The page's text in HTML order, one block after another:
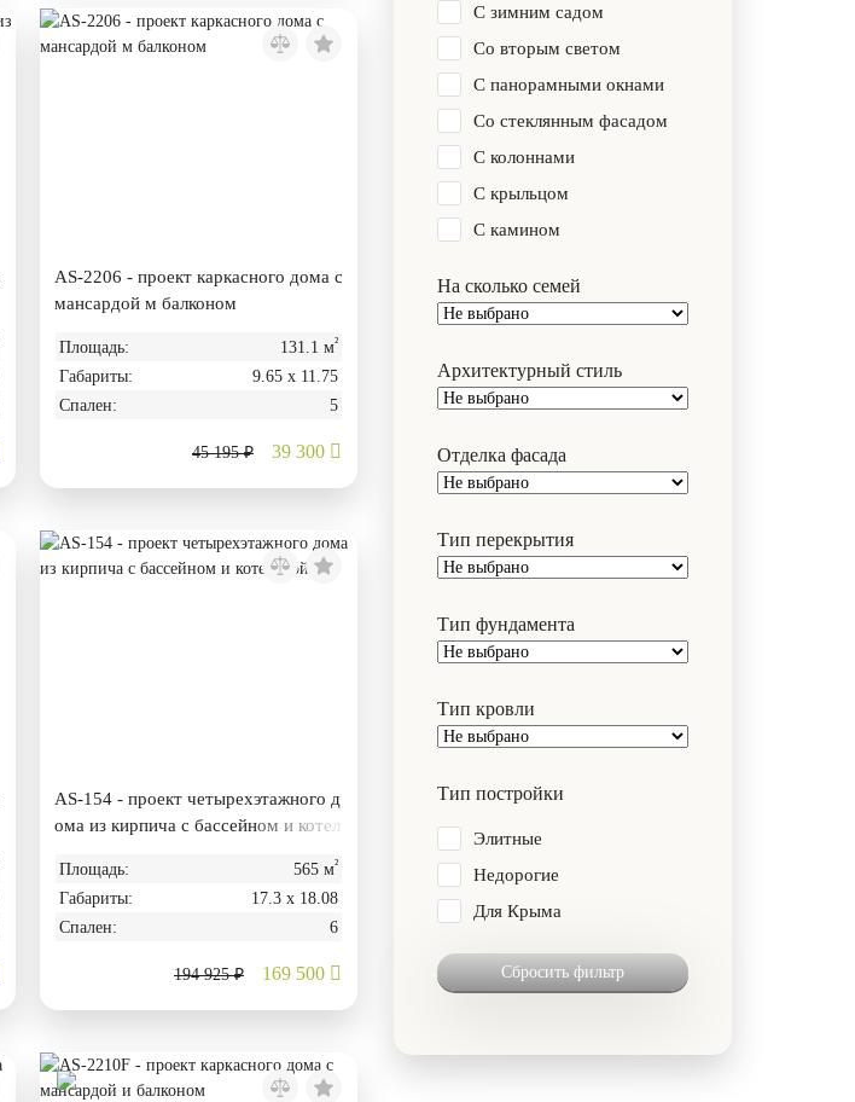
С зимним садом
Со вторым светом
С панорамными окнами
Со стеклянным фасадом
С колоннами
С крыльцом
С камином
На сколько семей
Архитектурный стиль
Отделка фасада
Тип перекрытия
Тип фундамента
Тип кровли
Тип постройки
Элитные
Недорогие
Для Крыма
Сбросить фильтр
AS-2206 - проект каркасного дома с
мансардой м балконом
Площадь: 131.1 м²
Габариты:
9.65 х 11.75
Спален:
5
45 195 ₽ 39 300
AS-154 - проект четырехэтажного д
ома из кирпича с бассейном и котел
Площадь: 565 м²
Габариты:
17.3 х 18.08
Спален:
6
194 925 ₽ 169 500